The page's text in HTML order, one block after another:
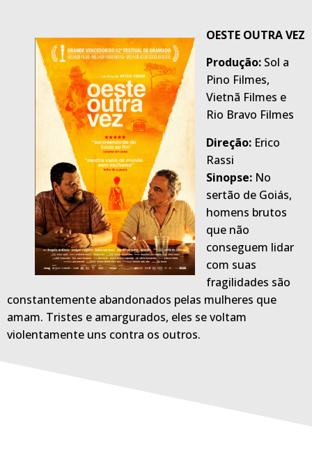
OESTE OUTRA VEZ
Produção: Sol a
Pino Filmes,
Vietnã Filmes e
Rio Bravo Filmes
Direção: Erico
Rassi
Sinopse: No
sertão de Goiás,
homens brutos
que não
conseguem lidar
com suas
fragilidades são
constantemente abandonados pelas mulheres que
amam. Tristes e amargurados, eles se voltam
violentamente uns contra os outros.